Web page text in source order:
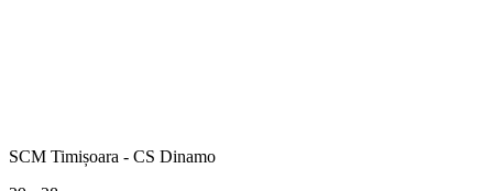
SCM Timișoara - CS Dinamo